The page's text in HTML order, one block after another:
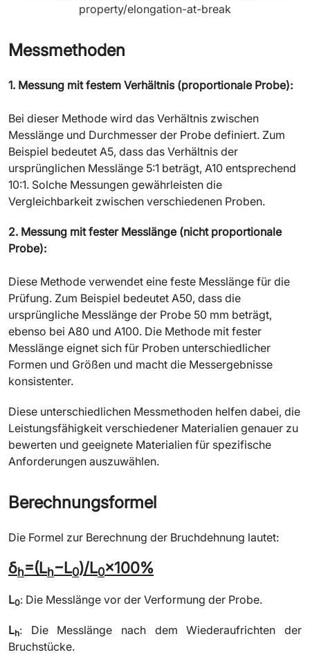
property/elongation-at-break
Messmethoden
1. Messung mit festem Verhältnis (proportionale Probe):
Bei dieser Methode wird das Verhältnis zwischen
Messlänge und Durchmesser der Probe definiert. Zum
Beispiel bedeutet A5, dass das Verhältnis der
ursprünglichen Messlänge 5:1 beträgt, A10 entsprechend
10:1. Solche Messungen gewährleisten die
Vergleichbarkeit zwischen verschiedenen Proben.
2. Messung mit fester Messlänge (nicht proportionale
Probe):
Diese Methode verwendet eine feste Messlänge für die
Prüfung. Zum Beispiel bedeutet A50, dass die
ursprüngliche Messlänge der Probe 50 mm beträgt,
ebenso bei A80 und A100. Die Methode mit fester
Messlänge eignet sich für Proben unterschiedlicher
Formen und Größen und macht die Messergebnisse
konsistenter.
Diese unterschiedlichen Messmethoden helfen dabei, die
Leistungsfähigkeit verschiedener Materialien genauer zu
bewerten und geeignete Materialien für spezifische
Anforderungen auszuwählen.
Berechnungsformel
Die Formel zur Berechnung der Bruchdehnung lautet:
δh=(Lh−L0)/L0×100%
L0: Die Messlänge vor der Verformung der Probe.
Lh: Die Messlänge nach dem Wiederaufrichten der
Bruchstücke.